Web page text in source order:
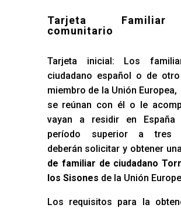
Tarjeta
comunitario
Tarjeta inicial: Los
ciudadano español o de
miembro de la Unión
se reúnan con él o le
vayan a residir en España
período superior a tres
deberán solicitar y obtener
de familiar de ciudadano
los Sisones de la Unión
Los requisitos para la